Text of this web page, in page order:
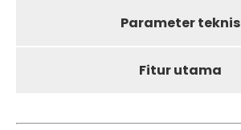
Parameter teknis
Fitur utama